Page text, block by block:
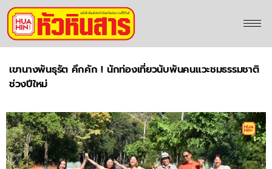
เขานางพันธุรัต คึกคัก ! นักท่องเที่ยวนับพันคนแวะชมธรรมชาติ
ช่วงปีใหม่